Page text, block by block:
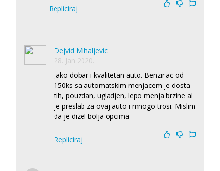
Repliciraj
Dejvid Mihaljevic
28. Jan 2020.
Jako dobar i kvalitetan auto. Benzinac od
150ks sa automatskim menjacem je dosta
tih, pouzdan, ugladjen, lepo menja brzine ali
je preslab za ovaj auto i mnogo trosi. Mislim
da je dizel bolja opcima
Repliciraj